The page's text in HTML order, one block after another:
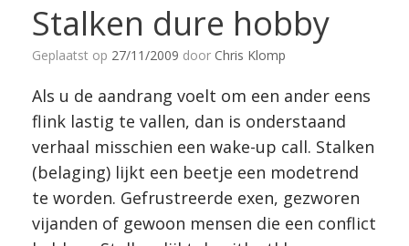
Stalken dure hobby
Geplaatst op 27/11/2009 door Chris Klomp
Als u de aandrang voelt om een ander eens
flink lastig te vallen, dan is onderstaand
verhaal misschien een wake-up call. Stalken
(belaging) lijkt een beetje een modetrend
te worden. Gefrustreerde exen, gezworen
vijanden of gewoon mensen die een conflict